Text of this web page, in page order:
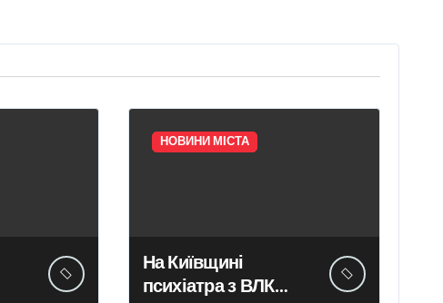
НОВИНИ МІСТА
На Київщині
психіатра з ВЛК